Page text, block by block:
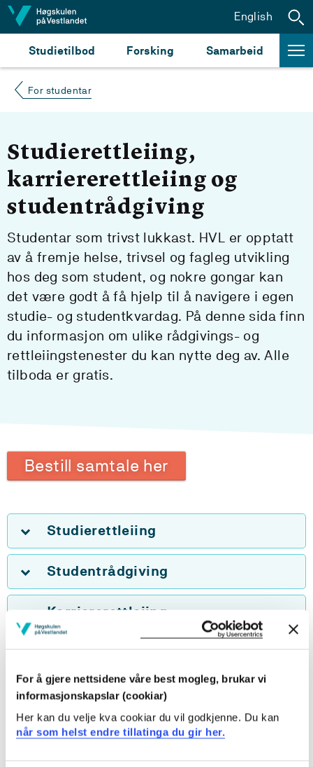
For å gjere nettsidene våre best mogleg, brukar vi
informasjonskapslar (cookiar)
Her kan du velje kva cookiar du vil godkjenne. Du kan
når som helst endre tillatinga du gir her.
Hopp til innhald
Studietilbod Forsking Samarbeid
English
For studentar
Studierettleiing,
karriererettleiing og
studentrådgiving
Studentar som trivst lukkast. HVL er opptatt
av å fremje helse, trivsel og fagleg utvikling
hos deg som student, og nokre gongar kan
det være godt å få hjelp til å navigere i egen
studie- og studentkvardag. På denne sida finn
du informasjon om ulike rådgivings- og
rettleiingstenester du kan nytte deg av. Alle
tilboda er gratis.
Bestill samtale her
Studierettleiing
Studentrådgiving
Karriererettleiing